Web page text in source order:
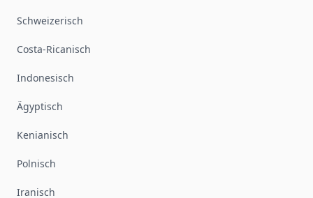
Schweizerisch
Costa-Ricanisch
Indonesisch
Ägyptisch
Kenianisch
Polnisch
Iranisch